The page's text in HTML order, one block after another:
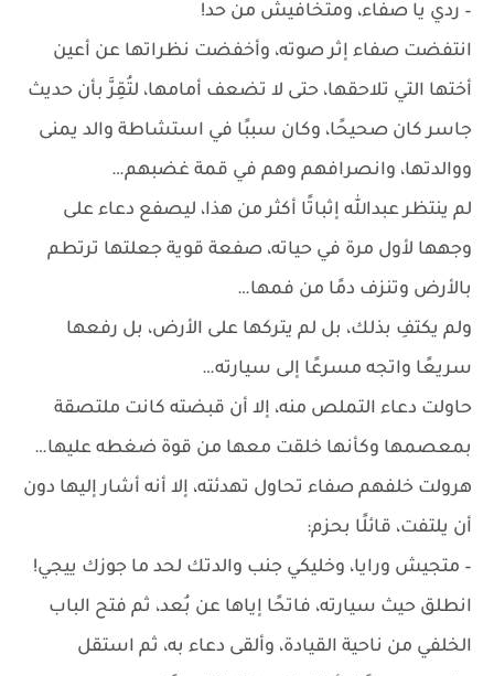
– ردي يا صفاء، ومتخافيش من حد!
انتفضت صفاء إثر صوته، وأخفضت نظراتها عن أعين
أختها التي تلاحقها، حتى لا تضعف أمامها، لتُقِرَّ بأن حديث
جاسر كان صحيحًا، وكان سببًا في استشاطة والد يمنى
ووالدتها، وانصرافهم وهم في قمة غضبهم…
لم ينتظر عبدالله إثباتًا أكثر من هذا، ليصفع دعاء على
وجهها لأول مرة في حياته، صفعة قوية جعلتها ترتطم
بالأرض وتنزف دمًا من فمها…
ولم يكتفِ بذلك، بل لم يتركها على الأرض، بل رفعها
سريعًا واتجه مسرعًا إلى سيارته…
حاولت دعاء التملص منه، إلا أن قبضته كانت ملتصقة
بمعصمها وكأنها خلقت معها من قوة ضغطه عليها…
هرولت خلفهم صفاء تحاول تهدئته، إلا أنه أشار إليها دون
أن يلتفت، قائلًا بحزم:
– متجيش ورايا، وخليكي جنب والدتك لحد ما جوزك ييجي!
انطلق حيث سيارته، فاتحًا إياها عن بُعد، ثم فتح الباب
الخلفي من ناحية القيادة، وألقى دعاء به، ثم استقل